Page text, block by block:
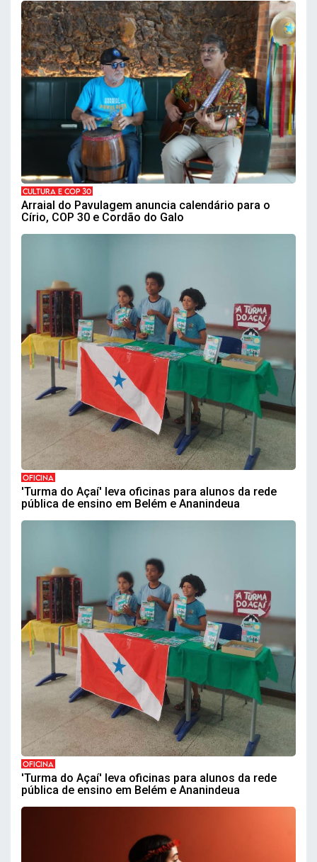
CULTURA E COP 30
Arraial do Pavulagem anuncia calendário para o
Círio, COP 30 e Cordão do Galo
OFICINA
'Turma do Açaí' leva oficinas para alunos da rede
pública de ensino em Belém e Ananindeua
OFICINA
'Turma do Açaí' leva oficinas para alunos da rede
pública de ensino em Belém e Ananindeua